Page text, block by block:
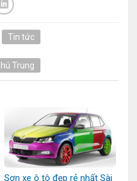
Tin tức
Trung
Sơn xe ô tô đẹp rẻ nhất Sài